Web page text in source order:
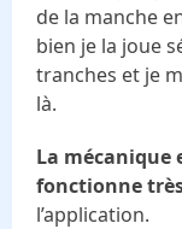
de la manche
bien je la joue
tranches et je
là.
La mécanique
fonctionne
l’application.